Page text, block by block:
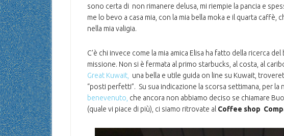
sono certa di non rimanere delusa, mi riempie la pancia e
me lo bevo a casa mia, con la mia bella moka e il quarta caffè,
nella mia valigia.
C’è chi invece come la mia amica Elisa ha fatto della ricerca
missione. Non si è fermata al primo starbucks, al costa, al
Great Kuwait,
una bella e utile guida on line su Kuwait,
“posti perfetti”. Su sua indicazione la scorsa settimana, per la
benevenuto, che ancora non abbiamo deciso se chiamare
(quale vi piace di più), ci siamo ritrovate al Coffee shop